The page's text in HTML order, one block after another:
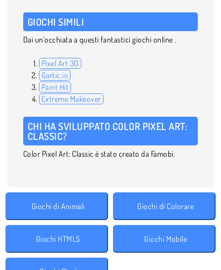
GIOCHI SIMILI
Dai un'occhiata a questi fantastici giochi online .
Pixel Art 3D
Gartic.io
Paint Hit
Extreme Makeover
CHI HA SVILUPPATO COLOR PIXEL ART:
CLASSIC?
Color Pixel Art: Classic è stato creato da Famobi.
Giochi di Animali Giochi di Colorare
Giochi HTML5 Giochi Mobile